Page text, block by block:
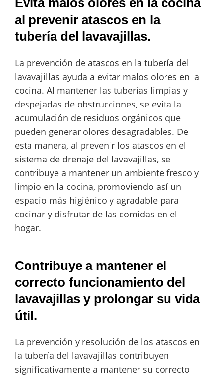
Evita malos olores en la cocina
al prevenir atascos en la
tubería del lavavajillas.
La prevención de atascos en la tubería del
lavavajillas ayuda a evitar malos olores en la
cocina. Al mantener las tuberías limpias y
despejadas de obstrucciones, se evita la
acumulación de residuos orgánicos que
pueden generar olores desagradables. De
esta manera, al prevenir los atascos en el
sistema de drenaje del lavavajillas, se
contribuye a mantener un ambiente fresco y
limpio en la cocina, promoviendo así un
espacio más higiénico y agradable para
cocinar y disfrutar de las comidas en el
hogar.
Contribuye a mantener el
correcto funcionamiento del
lavavajillas y prolongar su vida
útil.
La prevención y resolución de los atascos en
la tubería del lavavajillas contribuyen
significativamente a mantener su correcto